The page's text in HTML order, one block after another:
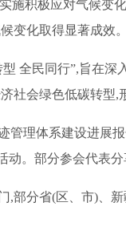
施积极应对气候变
变化取得显著成效
全民同行”,旨在
社会绿色低碳转型
管理体系建设进展
动。部分参会代表
,部分省(区、市)、